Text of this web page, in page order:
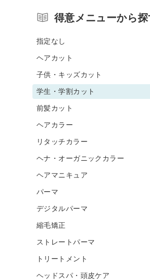
得意メニューから探
指定なし
ヘアカット
子供・キッズカット
学生・学割カット
前髪カット
ヘアカラー
リタッチカラー
ヘナ・オーガニックカラー
ヘアマニキュア
パーマ
デジタルパーマ
縮毛矯正
ストレートパーマ
トリートメント
ヘッドスパ・頭皮ケア